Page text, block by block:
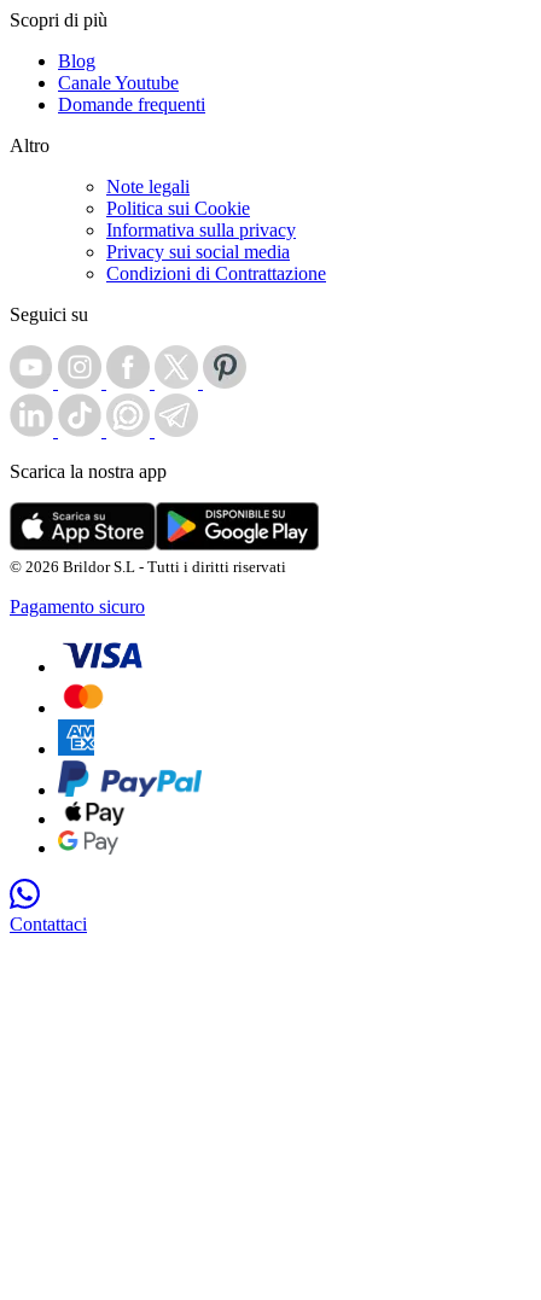
Scopri di più
Blog
Canale Youtube
Domande frequenti
Altro
Note legali
Politica sui Cookie
Informativa sulla privacy
Privacy sui social media
Condizioni di Contrattazione
Seguici su
Scarica la nostra app
© 2026 Brildor S.L - Tutti i diritti riservati
Pagamento sicuro
Contattaci